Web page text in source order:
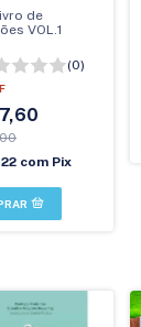
de
VOL.1
(0)
com Pix